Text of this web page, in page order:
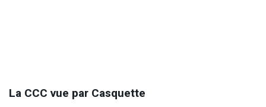
La CCC vue par Casquette